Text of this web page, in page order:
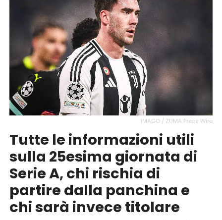
IMAGO / ZUMA Press Wire
Tutte le informazioni utili
sulla 25esima giornata di
Serie A, chi rischia di
partire dalla panchina e
chi sarà invece titolare